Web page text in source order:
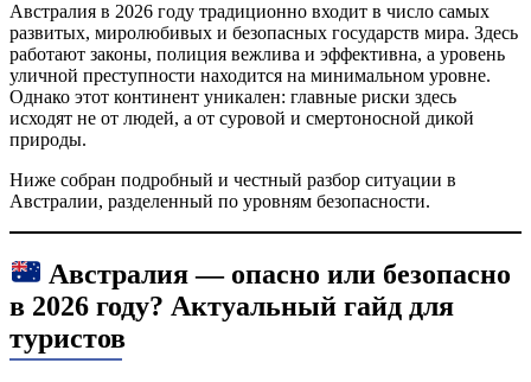
Австралия в 2026 году традиционно входит в число самых
развитых, миролюбивых и безопасных государств мира. Здесь
работают законы, полиция вежлива и эффективна, а уровень
уличной преступности находится на минимальном уровне.
Однако этот континент уникален: главные риски здесь
исходят не от людей, а от суровой и смертоносной дикой
природы.
Ниже собран подробный и честный разбор ситуации в
Австралии, разделенный по уровням безопасности.
Австралия — опасно или безопасно
в 2026 году? Актуальный гайд для
туристов